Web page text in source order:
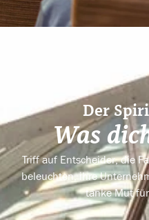
Der
Was
Triff auf Entscheider, die
beleuchten, ihre
tanke Mut